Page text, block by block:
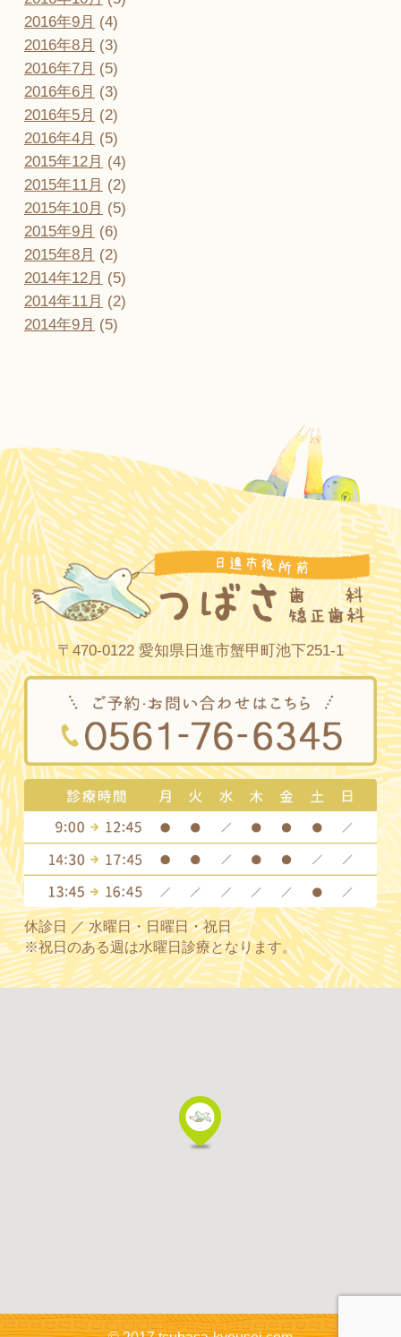
2016年9月 (4)
2016年8月 (3)
2016年7月 (5)
2016年6月 (3)
2016年5月 (2)
2016年4月 (5)
2015年12月 (4)
2015年11月 (2)
2015年10月 (5)
2015年9月 (6)
2015年8月 (2)
2014年12月 (5)
2014年11月 (2)
2014年9月 (5)
〒470-0122 愛知県日進市蟹甲町池下251-1
休診日 ／ 水曜日・日曜日・祝日
※祝日のある週は水曜日診療となります。